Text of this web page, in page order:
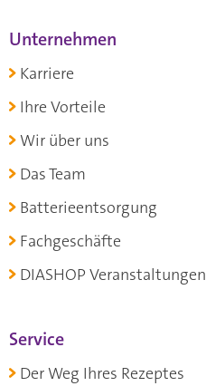
Unternehmen
Karriere
Ihre Vorteile
Wir über uns
Das Team
Batterieentsorgung
Fachgeschäfte
DIASHOP Veranstaltungen
Service
Der Weg Ihres Rezeptes